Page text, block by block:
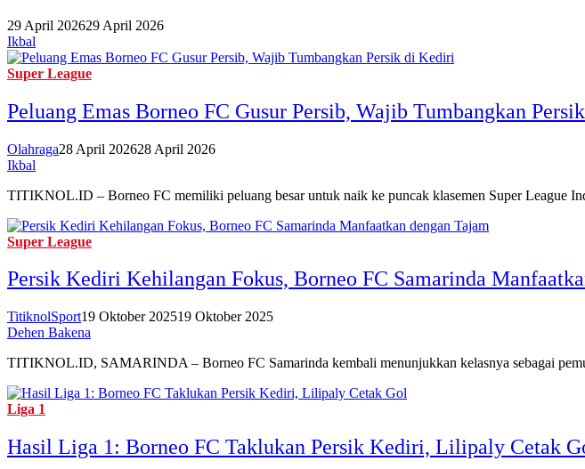
29 April 202629 April 2026
Ikbal
Super League
Peluang Emas Borneo FC Gusur Persib, Wajib Tumbangkan
Olahraga28 April 202628 April 2026
Ikbal
TITIKNOL.ID – Borneo FC memiliki peluang besar untuk naik ke puncak klasemen Super League
Super League
Persik Kediri Kehilangan Fokus, Borneo FC Samarinda
TitiknolSport19 Oktober 202519 Oktober 2025
Dehen Bakena
TITIKNOL.ID, SAMARINDA – Borneo FC Samarinda kembali menunjukkan kelasnya sebagai
Liga 1
Hasil Liga 1: Borneo FC Taklukan Persik Kediri, Lilipaly Cetak